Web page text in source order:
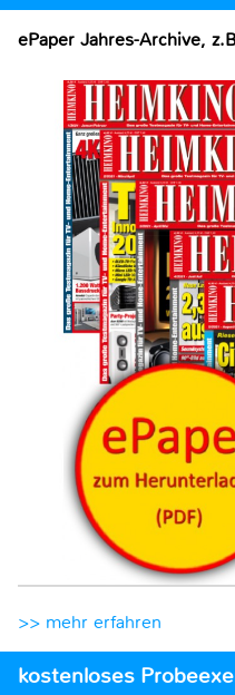
ePaper Jahres-Archive,
>> mehr erfahren
kostenloses